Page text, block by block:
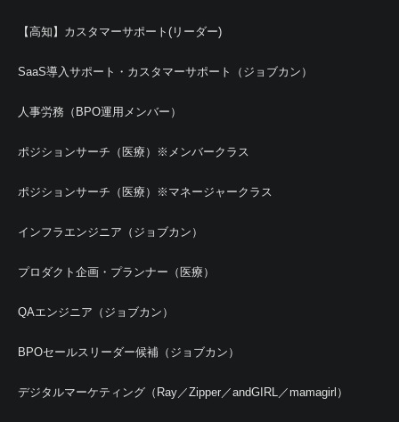
【高知】カスタマーサポート(リーダー)
SaaS導入サポート・カスタマーサポート（ジョブカン）
人事労務（BPO運用メンバー）
ポジションサーチ（医療）※メンバークラス
ポジションサーチ（医療）※マネージャークラス
インフラエンジニア（ジョブカン）
プロダクト企画・プランナー（医療）
QAエンジニア（ジョブカン）
BPOセールスリーダー候補（ジョブカン）
デジタルマーケティング（Ray／Zipper／andGIRL／mamagirl）